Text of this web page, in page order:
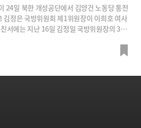
24일 북한 개성공단에서 김양건 노동당 통전
김정은 국방위원회 제1위원장이 이희호 여사
'는 초청의 내용이 포함돼 있다. /사진=김대